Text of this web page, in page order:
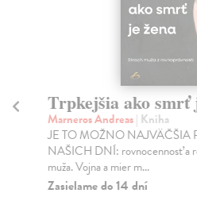
Trpkejšia ako smrť
Marneros Andreas| Kniha
JE TO MOŽNO NAJVÄČŠIA
NAŠICH DNÍ: rovnocennosť a
muža. Vojna a mier m...
Zasielame do 14 dní